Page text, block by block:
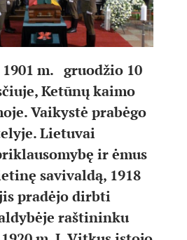
m. gruodžio 10
Ketūnų kaimo
Vaikystė prabėgo
Lietuvai
ir ėmus
savivaldą, 1918
pradėjo dirbti
raštininku